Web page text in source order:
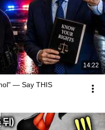
14:22
— Say THIS